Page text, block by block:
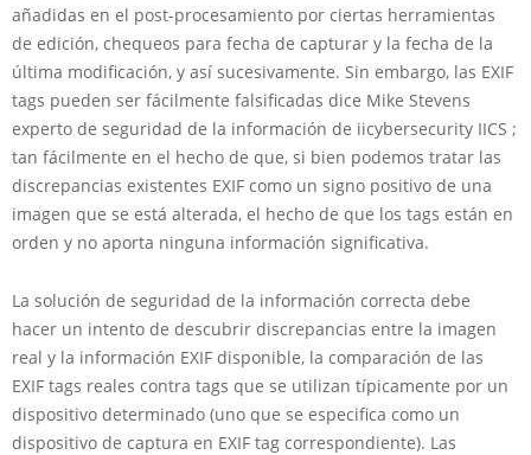
añadidas en el post-procesamiento por ciertas herramientas
de edición, chequeos para fecha de capturar y la fecha de la
última modificación, y así sucesivamente. Sin embargo, las EXIF
tags pueden ser fácilmente falsificadas dice Mike Stevens
experto de seguridad de la información de iicybersecurity IICS ;
tan fácilmente en el hecho de que, si bien podemos tratar las
discrepancias existentes EXIF como un signo positivo de una
imagen que se está alterada, el hecho de que los tags están en
orden y no aporta ninguna información significativa.
La solución de seguridad de la información correcta debe
hacer un intento de descubrir discrepancias entre la imagen
real y la información EXIF disponible, la comparación de las
EXIF tags reales contra tags que se utilizan típicamente por un
dispositivo determinado (uno que se especifica como un
dispositivo de captura en EXIF tag correspondiente). Las